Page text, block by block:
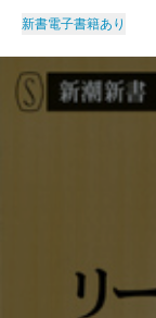
新書電子書籍あり